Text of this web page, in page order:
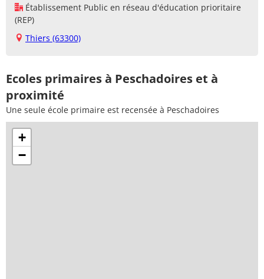
Établissement Public en réseau d'éducation prioritaire
(REP)
Thiers (63300)
Ecoles primaires à Peschadoires et à
proximité
Une seule école primaire est recensée à Peschadoires
+
−